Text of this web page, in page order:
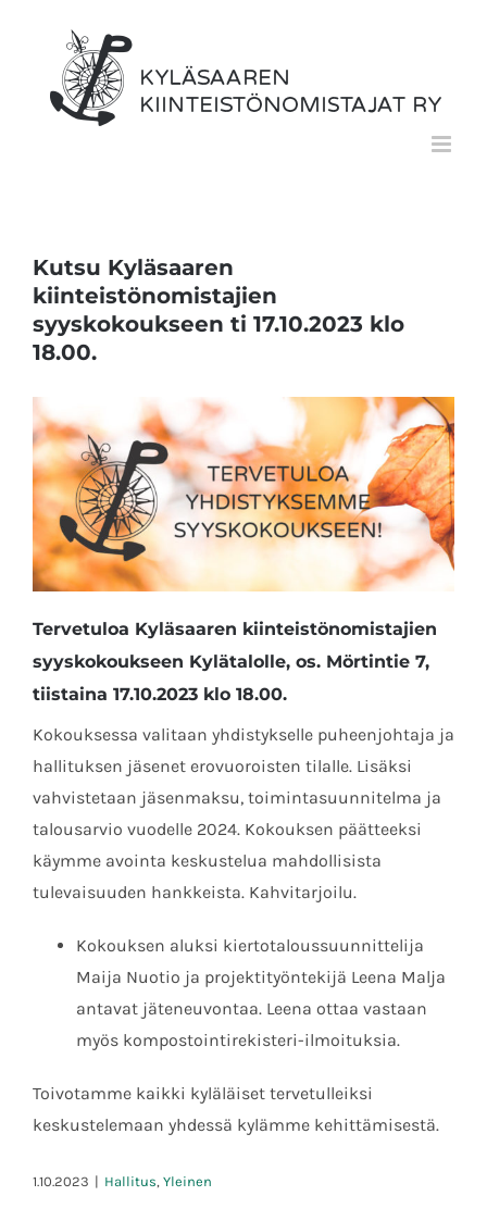
Kutsu Kyläsaaren
kiinteistönomistajien
syyskokoukseen ti 17.10.2023 klo
18.00.
Tervetuloa Kyläsaaren kiinteistönomistajien
syyskokoukseen Kylätalolle, os. Mörtintie 7,
tiistaina 17.10.2023 klo 18.00.
Kokouksessa valitaan yhdistykselle puheenjohtaja ja
hallituksen jäsenet erovuoroisten tilalle. Lisäksi
vahvistetaan jäsenmaksu, toimintasuunnitelma ja
talousarvio vuodelle 2024. Kokouksen päätteeksi
käymme avointa keskustelua mahdollisista
tulevaisuuden hankkeista. Kahvitarjoilu.
Kokouksen aluksi kiertotaloussuunnittelija
Maija Nuotio ja projektityöntekijä Leena Malja
antavat jäteneuvontaa. Leena ottaa vastaan
myös kompostointirekisteri-ilmoituksia.
Toivotamme kaikki kyläläiset tervetulleiksi
keskustelemaan yhdessä kylämme kehittämisestä.
1.10.2023 | Hallitus, Yleinen